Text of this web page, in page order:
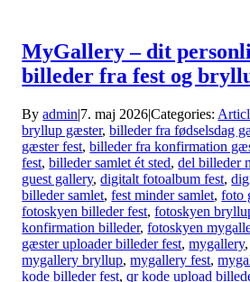
MyGallery – dit
billeder fra fest og
Byadmin|7. maj 2026|Categories:
bryllup gæster,billeder fra fødselsdag
gæster fest,billeder fra konfirmation
fest,billeder samlet ét sted,del billeder
guest gallery,digitalt fotoalbum fest,
billeder samlet,fest minder samlet,foto
fotoskyen billeder fest,fotoskyen
konfirmation billeder,fotoskyen
gæster uploader billeder fest,mygallery
mygallery bryllup,mygallery fest,
kode billeder fest,qr kode upload